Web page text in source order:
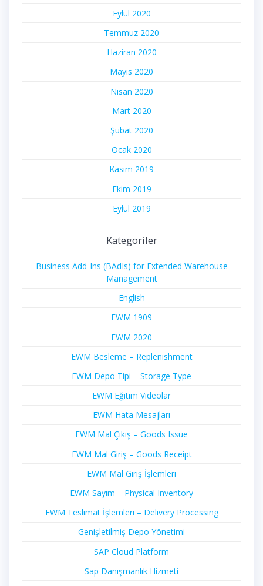
Eylül 2020
Temmuz 2020
Haziran 2020
Mayıs 2020
Nisan 2020
Mart 2020
Şubat 2020
Ocak 2020
Kasım 2019
Ekim 2019
Eylül 2019
Kategoriler
Business Add-Ins (BAdIs) for Extended Warehouse
Management
English
EWM 1909
EWM 2020
EWM Besleme – Replenishment
EWM Depo Tipi – Storage Type
EWM Eğitim Videolar
EWM Hata Mesajları
EWM Mal Çıkış – Goods Issue
EWM Mal Giriş – Goods Receipt
EWM Mal Giriş İşlemleri
EWM Sayım – Physical Inventory
EWM Teslimat İşlemleri – Delivery Processing
Genişletilmiş Depo Yönetimi
SAP Cloud Platform
Sap Danışmanlık Hizmeti